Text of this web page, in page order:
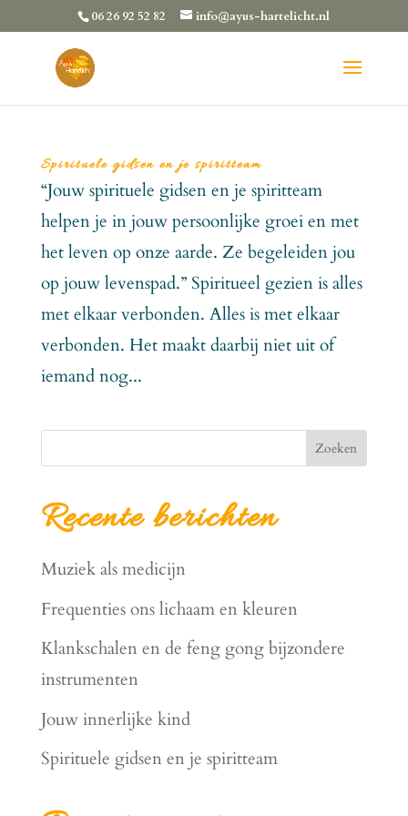
06 26 92 52 82 info@ayus-hartelicht.nl
Spirituele gidsen en je spiritteam
“Jouw spirituele gidsen en je spiritteam
helpen je in jouw persoonlijke groei en met
het leven op onze aarde. Ze begeleiden jou
op jouw levenspad.” Spiritueel gezien is alles
met elkaar verbonden. Alles is met elkaar
verbonden. Het maakt daarbij niet uit of
iemand nog...
Zoeken
Recente berichten
Muziek als medicijn
Frequenties ons lichaam en kleuren
Klankschalen en de feng gong bijzondere
instrumenten
Jouw innerlijke kind
Spirituele gidsen en je spiritteam